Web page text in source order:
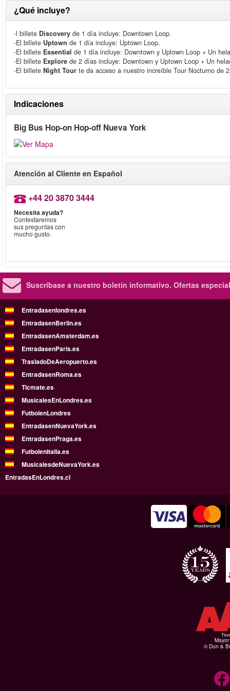
¿Qué incluye?
-l billete Discovery de 1 día incluye: Downtown Loop.
-El billete Uptown de 1 día incluye: Uptown Loop.
-El billete Essential de 1 día incluye: Downtown y Uptown Loop + Un
-El billete Explore de 2 días incluye: Downtown y Uptown Loop + Un
-El billete Night Tour te da acceso a nuestro increíble Tour Nocturno de
Indicaciones
Big Bus Hop-on Hop-off Nueva York
Atención al Cliente en Español
+44 20 3870 3444
Necesita ayuda?
Contestaremos
sus preguntas con
mucho gusto.
Suscríbase a nuestro boletín informativo. Ofertas
Entradasenlondres.es
EntradasenBerlin.es
EntradasenAmsterdam.es
EntradasenParis.es
TrasladoDeAeropuerto.es
EntradasenRoma.es
Ticmate.es
MusicalesEnLondres.es
FutbolenLondres
EntradasenNuevaYork.es
EntradasenPraga.es
FutbolenItalia.es
MusicalesdeNuevaYork.es
EntradasEnLondres.cl
© Dun &